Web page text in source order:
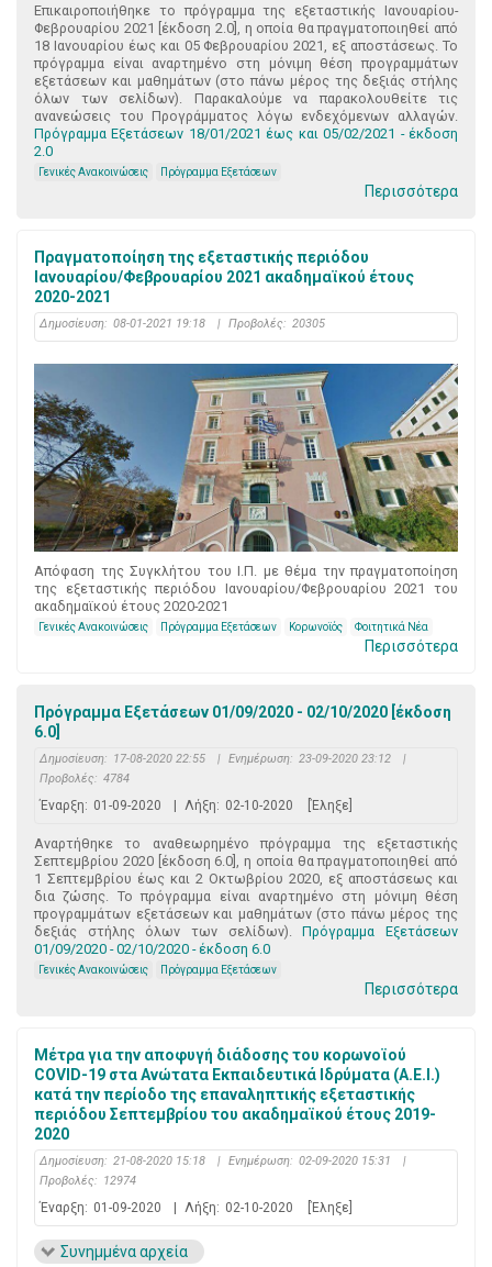
Επικαιροποιήθηκε το πρόγραμμα της εξεταστικής Ιανουαρίου-
Φεβρουαρίου 2021 [έκδοση 2.0], η οποία θα πραγματοποιηθεί από
18 Ιανουαρίου έως και 05 Φεβρουαρίου 2021, εξ αποστάσεως. Το
πρόγραμμα είναι αναρτημένο στη μόνιμη θέση προγραμμάτων
εξετάσεων και μαθημάτων (στο πάνω μέρος της δεξιάς στήλης
όλων των σελίδων). Παρακαλούμε να παρακολουθείτε τις
ανανεώσεις του Προγράμματος λόγω ενδεχόμενων αλλαγών.
Πρόγραμμα Εξετάσεων 18/01/2021 έως και 05/02/2021 - έκδοση
2.0
Γενικές Ανακοινώσεις Πρόγραμμα Εξετάσεων
Περισσότερα
Πραγματοποίηση της εξεταστικής περιόδου
Ιανουαρίου/Φεβρουαρίου 2021 ακαδημαϊκού έτους
2020-2021
Δημοσίευση: 08-01-2021 19:18 | Προβολές: 20305
Απόφαση της Συγκλήτου του Ι.Π. με θέμα την πραγματοποίηση
της εξεταστικής περιόδου Ιανουαρίου/Φεβρουαρίου 2021 του
ακαδημαϊκού έτους 2020-2021
Γενικές Ανακοινώσεις Πρόγραμμα Εξετάσεων Κορωνοϊός Φοιτητικά Νέα
Περισσότερα
Πρόγραμμα Εξετάσεων 01/09/2020 - 02/10/2020 [έκδοση
6.0]
Δημοσίευση: 17-08-2020 22:55 | Ενημέρωση: 23-09-2020 23:12
|
Προβολές: 4784
Έναρξη: 01-09-2020 | Λήξη: 02-10-2020 [Έληξε]
Αναρτήθηκε το αναθεωρημένο πρόγραμμα της εξεταστικής
Σεπτεμβρίου 2020 [έκδοση 6.0], η οποία θα πραγματοποιηθεί από
1 Σεπτεμβρίου έως και 2 Οκτωβρίου 2020, εξ αποστάσεως και
δια ζώσης. Το πρόγραμμα είναι αναρτημένο στη μόνιμη θέση
προγραμμάτων εξετάσεων και μαθημάτων (στο πάνω μέρος της
δεξιάς στήλης όλων των σελίδων).Πρόγραμμα Εξετάσεων
01/09/2020 - 02/10/2020 - έκδοση 6.0
Γενικές Ανακοινώσεις Πρόγραμμα Εξετάσεων
Περισσότερα
Μέτρα για την αποφυγή διάδοσης του κορωνοϊού
COVID-19 στα Ανώτατα Εκπαιδευτικά Ιδρύματα (Α.Ε.Ι.)
κατά την περίοδο της επαναληπτικής εξεταστικής
περιόδου Σεπτεμβρίου του ακαδημαϊκού έτους 2019-
2020
Δημοσίευση: 21-08-2020 15:18 | Ενημέρωση: 02-09-2020 15:31
|
Προβολές: 12974
Έναρξη: 01-09-2020 | Λήξη: 02-10-2020 [Έληξε]
Συνημμένα αρχεία